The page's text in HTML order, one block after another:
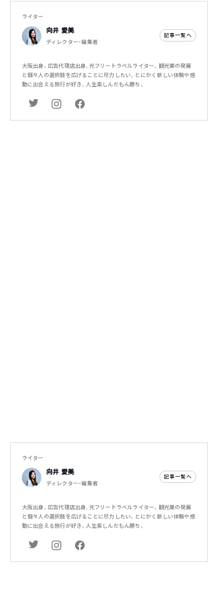
ライター
向井 愛美
ディレクター・編集者
記事一覧へ
大阪出身。広告代理店出身、元フリートラベルライター。観光業の発展
と個々人の選択肢を広げることに尽力したい。とにかく新しい体験や感
動に出会える旅行が好き。人生楽しんだもん勝ち。
ライター
向井 愛美
ディレクター・編集者
記事一覧へ
大阪出身。広告代理店出身、元フリートラベルライター。観光業の発展
と個々人の選択肢を広げることに尽力したい。とにかく新しい体験や感
動に出会える旅行が好き。人生楽しんだもん勝ち。